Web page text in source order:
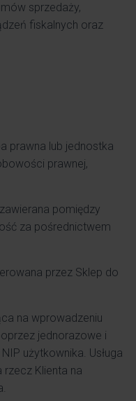
sprzedaży,
fiskalnych oraz
prawna lub jednostka
prawnej,
pomiędzy
za pośrednictwem
przez Sklep do
na wprowadzeniu
jednorazowe i
użytkownika. Usługa
Klienta na